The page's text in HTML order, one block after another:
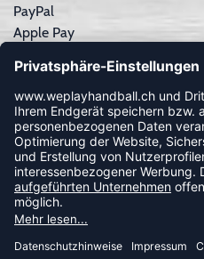
PayPal
Apple Pay
Kreditkarte
Rechnungskauf
NEWSLETTER